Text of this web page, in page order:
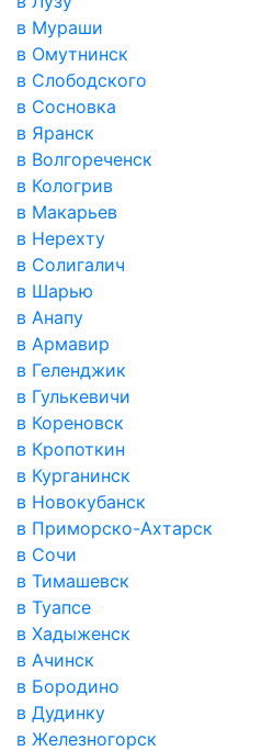
в Мураши
в Омутнинск
в Слободского
в Сосновка
в Яранск
в Волгореченск
в Кологрив
в Макарьев
в Нерехту
в Солигалич
в Шарью
в Анапу
в Армавир
в Геленджик
в Гулькевичи
в Кореновск
в Кропоткин
в Курганинск
в Новокубанск
в Приморско-Ахтарск
в Сочи
в Тимашевск
в Туапсе
в Хадыженск
в Ачинск
в Бородино
в Дудинку
в Железногорск